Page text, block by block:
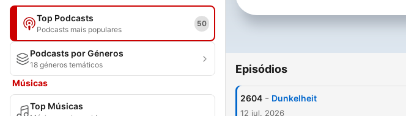
Top Podcasts
Podcasts mais populares
50
Podcasts por Géneros
18 géneros temáticos
Músicas
Top Músicas
Episódios
2604 - Dunkelheit
12 jul. 2026